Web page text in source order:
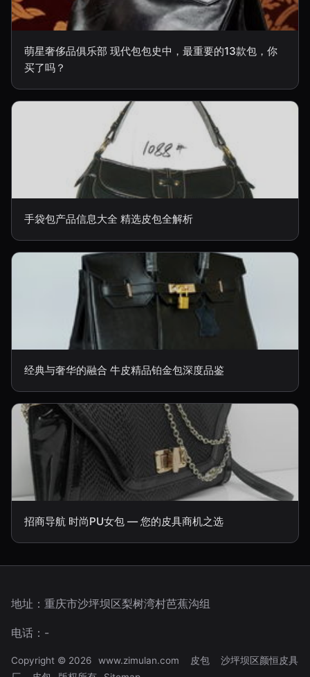
萌星奢侈品俱乐部 现代包包史中，最重要的13款包，你
买了吗？
手袋包产品信息大全 精选皮包全解析
经典与奢华的融合 牛皮精品铂金包深度品鉴
招商导航 时尚PU女包 — 您的皮具商机之选
地址：重庆市沙坪坝区梨树湾村芭蕉沟组
电话：-
Copyright © 2026 www.zimulan.com 皮包
沙坪坝区颜恒皮具